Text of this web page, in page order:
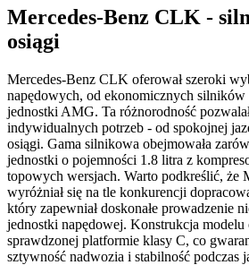
Mercedes-Benz CLK -
osiągi
Mercedes-Benz CLK oferował szeroki
napędowych, od ekonomicznych
jednostki AMG. Ta różnorodność
indywidualnych potrzeb - od spokojnej
osiągi. Gama silnikowa obejmowała
jednostki o pojemności 1.8 litra z
topowych wersjach. Warto podkreślić, że
wyróżniał się na tle konkurencji
który zapewniał doskonałe prowadzenie
jednostki napędowej. Konstrukcja modelu
sprawdzonej platformie klasy C, co
sztywność nadwozia i stabilność podczas